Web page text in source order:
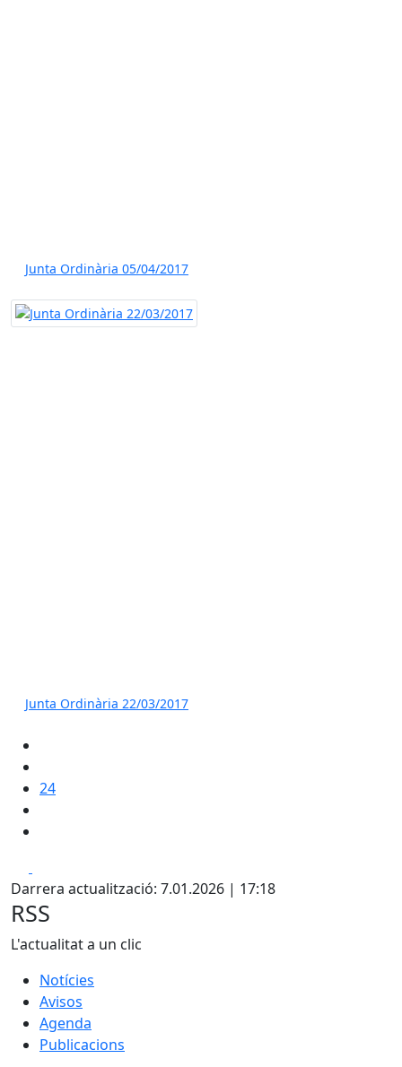
Junta Ordinària 05/04/2017
Junta Ordinària 22/03/2017
24
Darrera actualització: 7.01.2026 | 17:18
RSS
L'actualitat a un clic
Notícies
Avisos
Agenda
Publicacions